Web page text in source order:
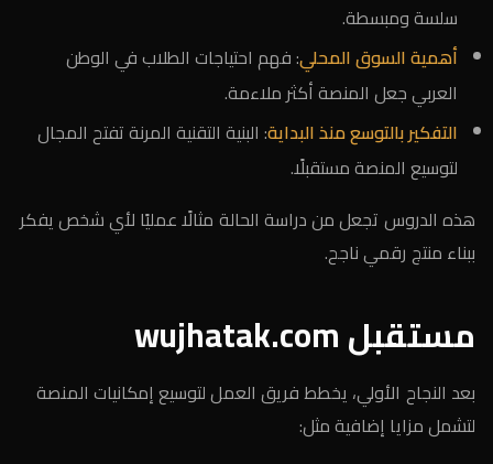
سلسة ومبسطة.
أهمية السوق المحلي: فهم احتياجات الطلاب في الوطن
العربي جعل المنصة أكثر ملاءمة.
التفكير بالتوسع منذ البداية: البنية التقنية المرنة تفتح المجال
لتوسيع المنصة مستقبلًا.
هذه الدروس تجعل من دراسة الحالة مثالًا عمليًا لأي شخص يفكر
ببناء منتج رقمي ناجح.
مستقبل wujhatak.com
بعد النجاح الأولي، يخطط فريق العمل لتوسيع إمكانيات المنصة
لتشمل مزايا إضافية مثل: